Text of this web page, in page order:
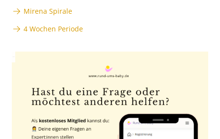
Mirena Spirale
4 Wochen Periode